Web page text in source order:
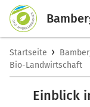
Startseite ›
Bio-Landwirtschaft
Einblick